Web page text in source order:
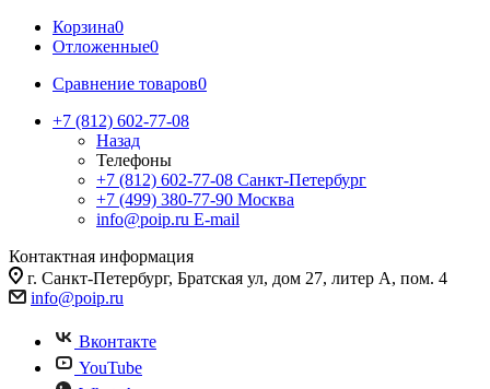
Корзина0
Отложенные0
Сравнение товаров0
+7 (812) 602-77-08
Назад
Телефоны
+7 (812) 602-77-08 Санкт-Петербург
+7 (499) 380-77-90 Москва
info@poip.ru E-mail
Контактная информация
г. Санкт-Петербург, Братская ул, дом 27, литер А, пом. 4
info@poip.ru
Вконтакте
YouTube